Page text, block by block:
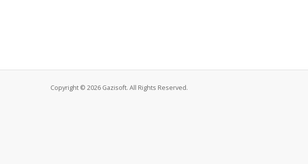
Copyright © 2026 Gazisoft. All Rights Reserved.